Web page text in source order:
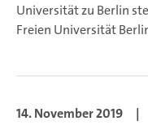
Universität zu Berlin
Freien Universität
14. November 2019 |